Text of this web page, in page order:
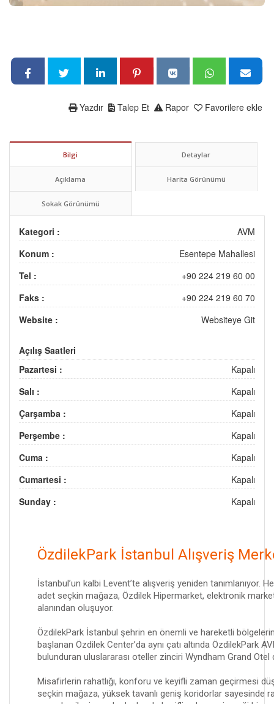
Favorilere ekle
Rapor
Talep Et
Yazdır
Bilgi Detaylar
Açıklama Harita Görünümü
Sokak Görünümü
Kategori :
AVM
Konum :
Esentepe Mahallesi
Tel :
+90 224 219 60 00
Faks :
+90 224 219 60 70
Website :
Websiteye Git
Açılış Saatleri
Pazartesi :
Kapalı
Salı :
Kapalı
Çarşamba :
Kapalı
Perşembe :
Kapalı
Cuma :
Kapalı
Cumartesi :
Kapalı
Sunday :
Kapalı
ÖzdilekPark İstanbul Alışveriş
İstanbul’un kalbi Levent’te alışveriş yeniden tanımlanıyor.
adet seçkin mağaza, Özdilek Hipermarket, elektronik
alanından oluşuyor.
ÖzdilekPark İstanbul şehrin en önemli ve hareketli
başlanan Özdilek Center’da aynı çatı altında ÖzdilekPark
bulunduran uluslararası oteller zinciri Wyndham Grand Otel
Misafirlerin rahatlığı, konforu ve keyifli zaman geçirmesi
seçkin mağaza, yüksek tavanlı geniş koridorlar sayesinde